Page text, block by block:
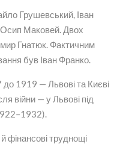
Грушевський, Іван
Маковей. Двох
Гнатюк. Фактичним
був Іван Франко.
1919 — Львові та Києві
війни — у Львові під
фінансові труднощі